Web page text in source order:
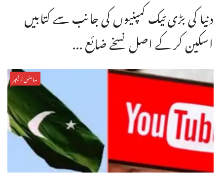
دنیا کی بڑی ٹیک کمپنیوں کی جانب سے کتابیں
اسکین کر کے اصل نسخے ضائع ...
سائنس/فیچر